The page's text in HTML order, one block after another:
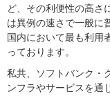
ど、その利便性の高さ
は異例の速さで一般に
国内において最も利用
っております。
私共、ソフトバンク・
ンフラやサービスを通